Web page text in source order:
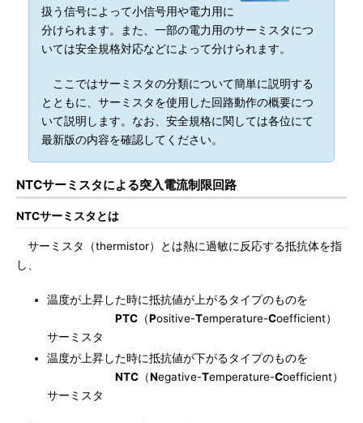
扱う信号によって小信号用や電力用に
分けられます。また、一部の電力用のサーミスタにつ
いては安全規格対応などによって分けられます。
ここではサーミスタの分類について簡単に説明する
とともに、サーミスタを使用した回路動作の概要につ
いて説明します。なお、安全規格に関しては各位にて
最新版の内容を確認してください。
NTCサーミスタによる突入電流制限回路
NTCサーミスタとは
サーミスタ（thermistor）とは熱に過敏に反応する抵抗体を指
し、
温度が上昇した時に抵抗値が上がるタイプのものを
PTC （Positive-Temperature-Coefficient）
サーミスタ
温度が上昇した時に抵抗値が下がるタイプのものを
NTC （Negative-Temperature-Coefficient）
サーミスタ